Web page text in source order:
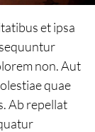
et ipsa
non. Aut
quae
Ab repellat